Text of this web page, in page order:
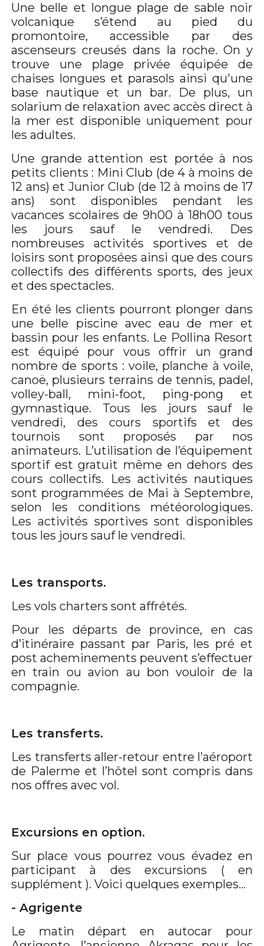
Une belle et longue plage de sable noir
volcanique s’étend au pied du
promontoire, accessible par des
ascenseurs creusés dans la roche. On y
trouve une plage privée équipée de
chaises longues et parasols ainsi qu'une
base nautique et un bar. De plus, un
solarium de relaxation avec accès direct à
la mer est disponible uniquement pour
les adultes.
Une grande attention est portée à nos
petits clients : Mini Club (de 4 à moins de
12 ans) et Junior Club (de 12 à moins de 17
ans) sont disponibles pendant les
vacances scolaires de 9h00 à 18h00 tous
les jours sauf le vendredi. Des
nombreuses activités sportives et de
loisirs sont proposées ainsi que des cours
collectifs des différents sports, des jeux
et des spectacles.
En été les clients pourront plonger dans
une belle piscine avec eau de mer et
bassin pour les enfants. Le Pollina Resort
est équipé pour vous offrir un grand
nombre de sports : voile, planche à voile,
canoë, plusieurs terrains de tennis, padel,
volley-ball, mini-foot, ping-pong et
gymnastique. Tous les jours sauf le
vendredi, des cours sportifs et des
tournois sont proposés par nos
animateurs. L’utilisation de l’équipement
sportif est gratuit même en dehors des
cours collectifs. Les activités nautiques
sont programmées de Mai à Septembre,
selon les conditions météorologiques.
Les activités sportives sont disponibles
tous les jours sauf le vendredi.
Les transports.
Les vols charters sont affrétés.
Pour les départs de province, en cas
d’itinéraire passant par Paris, les pré et
post acheminements peuvent s’effectuer
en train ou avion au bon vouloir de la
compagnie.
Les transferts.
Les transferts aller-retour entre l’aéroport
de Palerme et l’hôtel sont compris dans
nos offres avec vol.
Excursions en option.
Sur place vous pourrez vous évadez en
participant à des excursions ( en
supplément ). Voici quelques exemples…
- Agrigente
Le matin départ en autocar pour